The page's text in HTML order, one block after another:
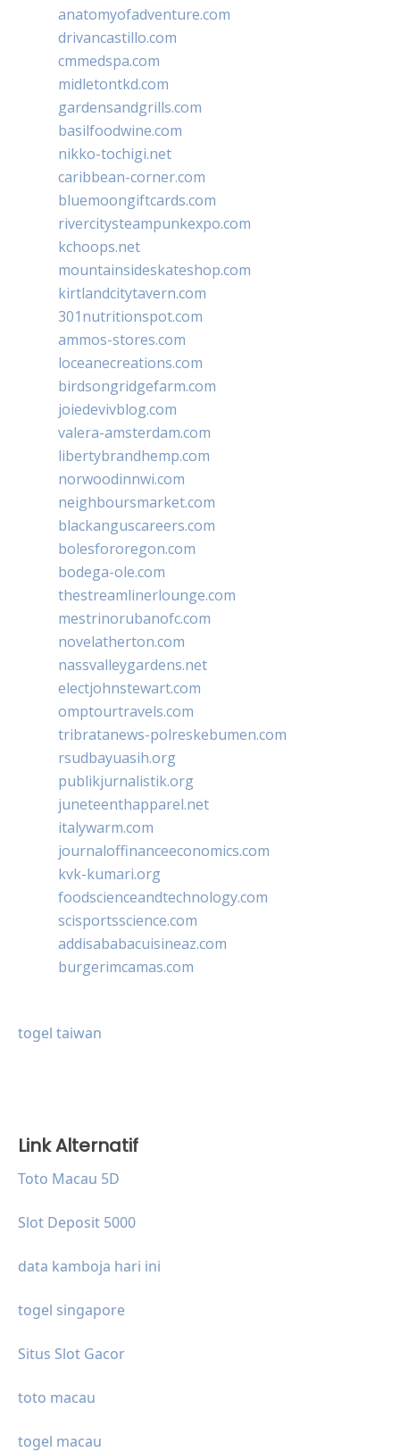
anatomyofadventure.com
drivancastillo.com
cmmedspa.com
midletontkd.com
gardensandgrills.com
basilfoodwine.com
nikko-tochigi.net
caribbean-corner.com
bluemoongiftcards.com
rivercitysteampunkexpo.com
kchoops.net
mountainsideskateshop.com
kirtlandcitytavern.com
301nutritionspot.com
ammos-stores.com
loceanecreations.com
birdsongridgefarm.com
joiedevivblog.com
valera-amsterdam.com
libertybrandhemp.com
norwoodinnwi.com
neighboursmarket.com
blackanguscareers.com
bolesfororegon.com
bodega-ole.com
thestreamlinerlounge.com
mestrinorubanofc.com
novelatherton.com
nassvalleygardens.net
electjohnstewart.com
omptourtravels.com
tribratanews-polreskebumen.com
rsudbayuasih.org
publikjurnalistik.org
juneteenthapparel.net
italywarm.com
journaloffinanceeconomics.com
kvk-kumari.org
foodscienceandtechnology.com
scisportsscience.com
addisababacuisineaz.com
burgerimcamas.com
togel taiwan
Link Alternatif
Toto Macau 5D
Slot Deposit 5000
data kamboja hari ini
togel singapore
Situs Slot Gacor
toto macau
togel macau